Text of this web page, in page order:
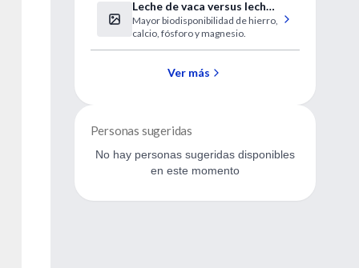
Leche de vaca versus leche
de cabra
Mayor biodisponibilidad de hierro,
calcio, fósforo y magnesio.
Ver más
Personas sugeridas
No hay personas sugeridas disponibles
en este momento